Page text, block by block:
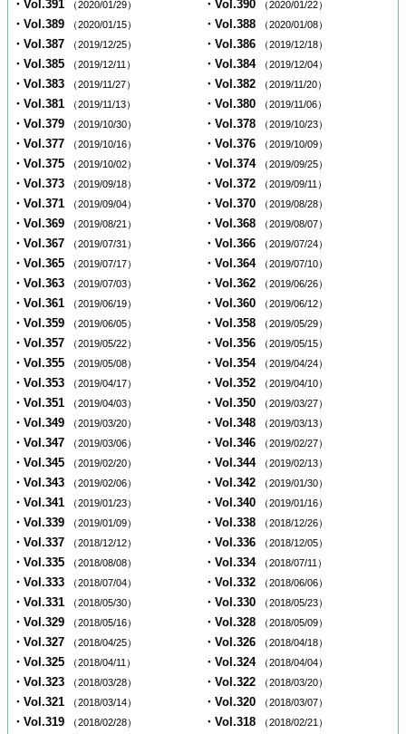
・Vol.391 （2020/01/29） ・Vol.390 （2020/01/22）
・Vol.389 （2020/01/15） ・Vol.388 （2020/01/08）
・Vol.387 （2019/12/25） ・Vol.386 （2019/12/18）
・Vol.385 （2019/12/11） ・Vol.384 （2019/12/04）
・Vol.383 （2019/11/27） ・Vol.382 （2019/11/20）
・Vol.381 （2019/11/13） ・Vol.380 （2019/11/06）
・Vol.379 （2019/10/30） ・Vol.378 （2019/10/23）
・Vol.377 （2019/10/16） ・Vol.376 （2019/10/09）
・Vol.375 （2019/10/02） ・Vol.374 （2019/09/25）
・Vol.373 （2019/09/18） ・Vol.372 （2019/09/11）
・Vol.371 （2019/09/04） ・Vol.370 （2019/08/28）
・Vol.369 （2019/08/21） ・Vol.368 （2019/08/07）
・Vol.367 （2019/07/31） ・Vol.366 （2019/07/24）
・Vol.365 （2019/07/17） ・Vol.364 （2019/07/10）
・Vol.363 （2019/07/03） ・Vol.362 （2019/06/26）
・Vol.361 （2019/06/19） ・Vol.360 （2019/06/12）
・Vol.359 （2019/06/05） ・Vol.358 （2019/05/29）
・Vol.357 （2019/05/22） ・Vol.356 （2019/05/15）
・Vol.355 （2019/05/08） ・Vol.354 （2019/04/24）
・Vol.353 （2019/04/17） ・Vol.352 （2019/04/10）
・Vol.351 （2019/04/03） ・Vol.350 （2019/03/27）
・Vol.349 （2019/03/20） ・Vol.348 （2019/03/13）
・Vol.347 （2019/03/06） ・Vol.346 （2019/02/27）
・Vol.345 （2019/02/20） ・Vol.344 （2019/02/13）
・Vol.343 （2019/02/06） ・Vol.342 （2019/01/30）
・Vol.341 （2019/01/23） ・Vol.340 （2019/01/16）
・Vol.339 （2019/01/09） ・Vol.338 （2018/12/26）
・Vol.337 （2018/12/12） ・Vol.336 （2018/12/05）
・Vol.335 （2018/08/08） ・Vol.334 （2018/07/11）
・Vol.333 （2018/07/04） ・Vol.332 （2018/06/06）
・Vol.331 （2018/05/30） ・Vol.330 （2018/05/23）
・Vol.329 （2018/05/16） ・Vol.328 （2018/05/09）
・Vol.327 （2018/04/25） ・Vol.326 （2018/04/18）
・Vol.325 （2018/04/11） ・Vol.324 （2018/04/04）
・Vol.323 （2018/03/28） ・Vol.322 （2018/03/20）
・Vol.321 （2018/03/14） ・Vol.320 （2018/03/07）
・Vol.319 （2018/02/28） ・Vol.318 （2018/02/21）